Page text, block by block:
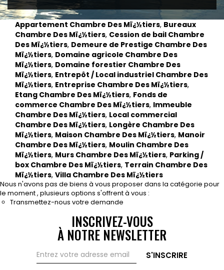
RECRUTEMENT
SERVICES
Actualités
Partenaires
Le palmarès de l'entreprise
Appartement Chambre Des Mï¿½tiers, Bureaux
Chambre Des Mï¿½tiers, Cession de bail Chambre
Des Mï¿½tiers, Demeure de Prestige Chambre Des
Mï¿½tiers, Domaine agricole Chambre Des
Mï¿½tiers, Domaine forestier Chambre Des
Mï¿½tiers, Entrepôt / Local industriel Chambre Des
Mï¿½tiers, Entreprise Chambre Des Mï¿½tiers,
Etang Chambre Des Mï¿½tiers, Fonds de
commerce Chambre Des Mï¿½tiers, Immeuble
Chambre Des Mï¿½tiers, Local commercial
Chambre Des Mï¿½tiers, Longère Chambre Des
Mï¿½tiers, Maison Chambre Des Mï¿½tiers, Manoir
Chambre Des Mï¿½tiers, Moulin Chambre Des
Mï¿½tiers, Murs Chambre Des Mï¿½tiers, Parking /
box Chambre Des Mï¿½tiers, Terrain Chambre Des
Mï¿½tiers, Villa Chambre Des Mï¿½tiers
Nous n'avons pas de biens à vous proposer dans la catégorie pour
le moment , plusieurs options s'offrent à vous :
Transmettez-nous votre demande
INSCRIVEZ-VOUS
À NOTRE NEWSLETTER
S'INSCRIRE